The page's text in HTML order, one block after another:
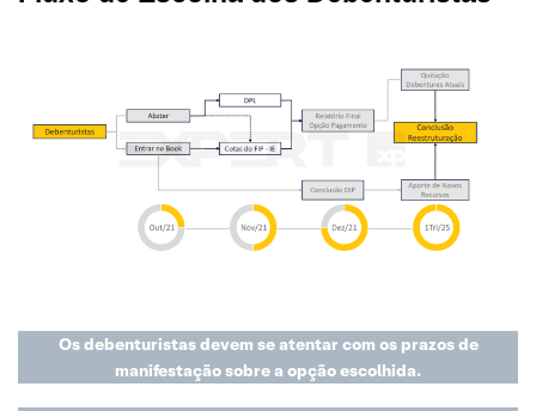
Os debenturistas devem se atentar com os prazos de
manifestação sobre a opção escolhida.